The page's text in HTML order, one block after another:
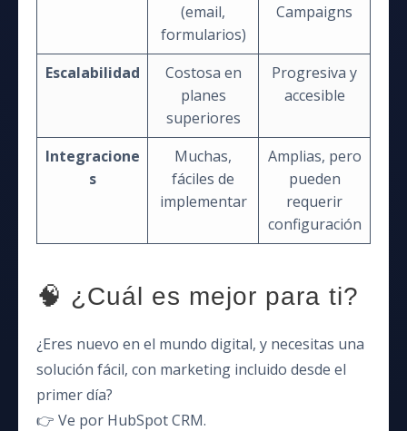
(email,
formularios)
Campaigns
Escalabilidad
Costosa en
planes
superiores
Progresiva y
accesible
Integracione
s
Muchas,
fáciles de
implementar
Amplias, pero
pueden
requerir
configuración
🧠 ¿Cuál es mejor para ti?
¿Eres nuevo en el mundo digital, y necesitas una
solución fácil, con marketing incluido desde el
primer día?
👉 Ve por HubSpot CRM.